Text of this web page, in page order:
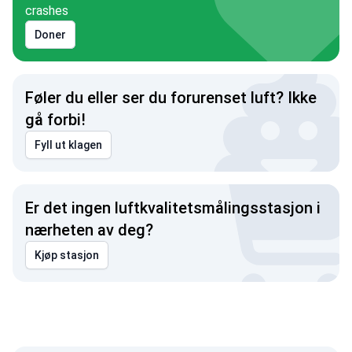
crashes
Doner
Føler du eller ser du forurenset luft? Ikke
gå forbi!
Fyll ut klagen
Er det ingen luftkvalitetsmålingsstasjon i
nærheten av deg?
Kjøp stasjon